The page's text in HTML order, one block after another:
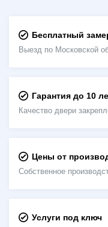
Бесплатный
Выезд по Московской
Гарантия до 10
Качество двери
Цены от
Собственное
Услуги под ключ